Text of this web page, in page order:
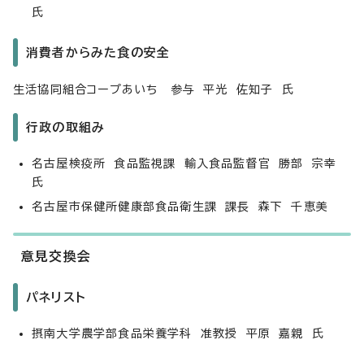
氏
消費者からみた食の安全
生活協同組合コープあいち 参与 平光 佐知子 氏
行政の取組み
名古屋検疫所 食品監視課 輸入食品監督官 勝部 宗幸
氏
名古屋市保健所健康部食品衛生課 課長 森下 千恵美
意見交換会
パネリスト
摂南大学農学部食品栄養学科 准教授 平原 嘉親 氏